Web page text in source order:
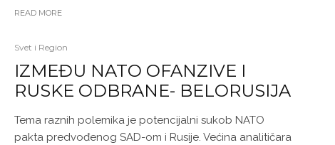
READ MORE
Svet i Region
IZMEĐU NATO OFANZIVE I
RUSKE ODBRANE- BELORUSIJA
Tema raznih polemika je potencijalni sukob NATO
pakta predvođenog SAD-om i Rusije. Većina analitičara